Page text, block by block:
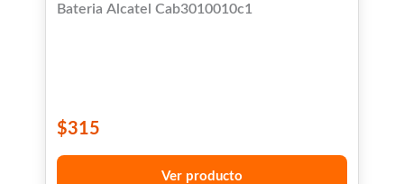
Bateria Alcatel Cab3010010c1
$315
Ver producto